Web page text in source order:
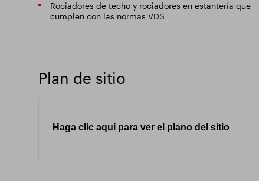
Rociadores de techo y rociadores en estantería que
cumplen con las normas VDS
Plan de sitio
Haga clic aquí para ver el plano del sitio